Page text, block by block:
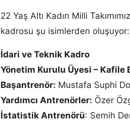
22 Yaş Altı Kadın Milli
kadrosu şu isimlerden oluşuyor:
İdari ve Teknik Kadro
Yönetim Kurulu Üyesi – Kafile
Başantrenör: Mustafa Suphi
Yardımcı Antrenörler: Özer
İstatistik Antrenörü: Semih